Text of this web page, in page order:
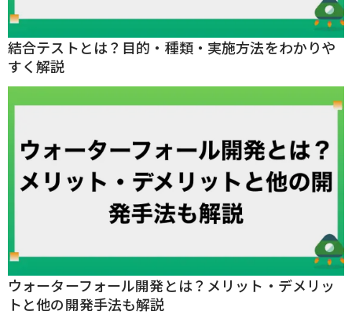
結合テストとは？目的・種類・実施方法をわかりや
すく解説
ウォーターフォール開発とは？メリット・デメリッ
トと他の開発手法も解説